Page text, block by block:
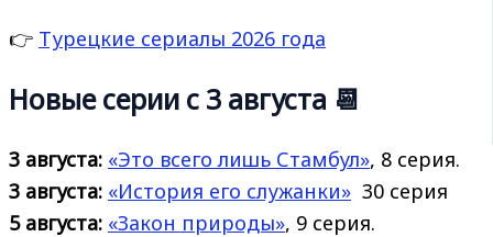
👉 Турецкие сериалы 2026 года
Новые серии с 3 августа 📆
3 августа: «Это всего лишь Стамбул», 8 серия.
3 августа: «История его служанки» 30 серия
5 августа: «Закон природы», 9 серия.